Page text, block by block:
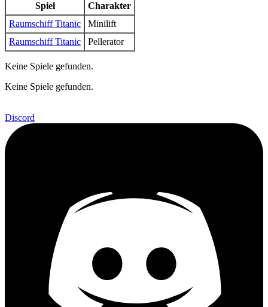
Spiel
Charakter
Raumschiff Titanic
Minilift
Raumschiff Titanic
Pellerator
Keine Spiele gefunden.
Keine Spiele gefunden.
Discord